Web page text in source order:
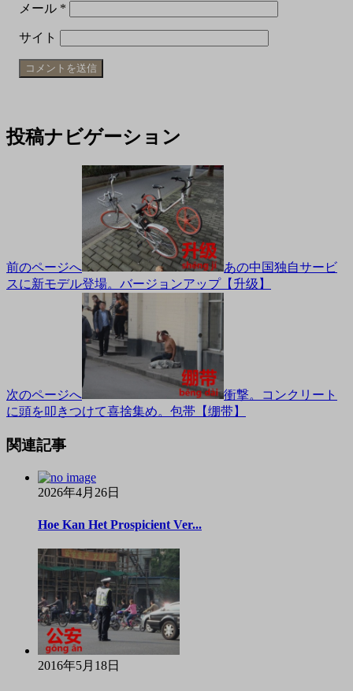
メール *
サイト
投稿ナビゲーション
前のページへ
あの中国独自サービ
スに新モデル登場。バージョンアップ【升级】
次のページへ
衝撃。コンクリート
に頭を叩きつけて喜捨集め。包帯【绷带】
関連記事
2026年4月26日
Hoe Kan Het Prospicient Ver...
2016年5月18日